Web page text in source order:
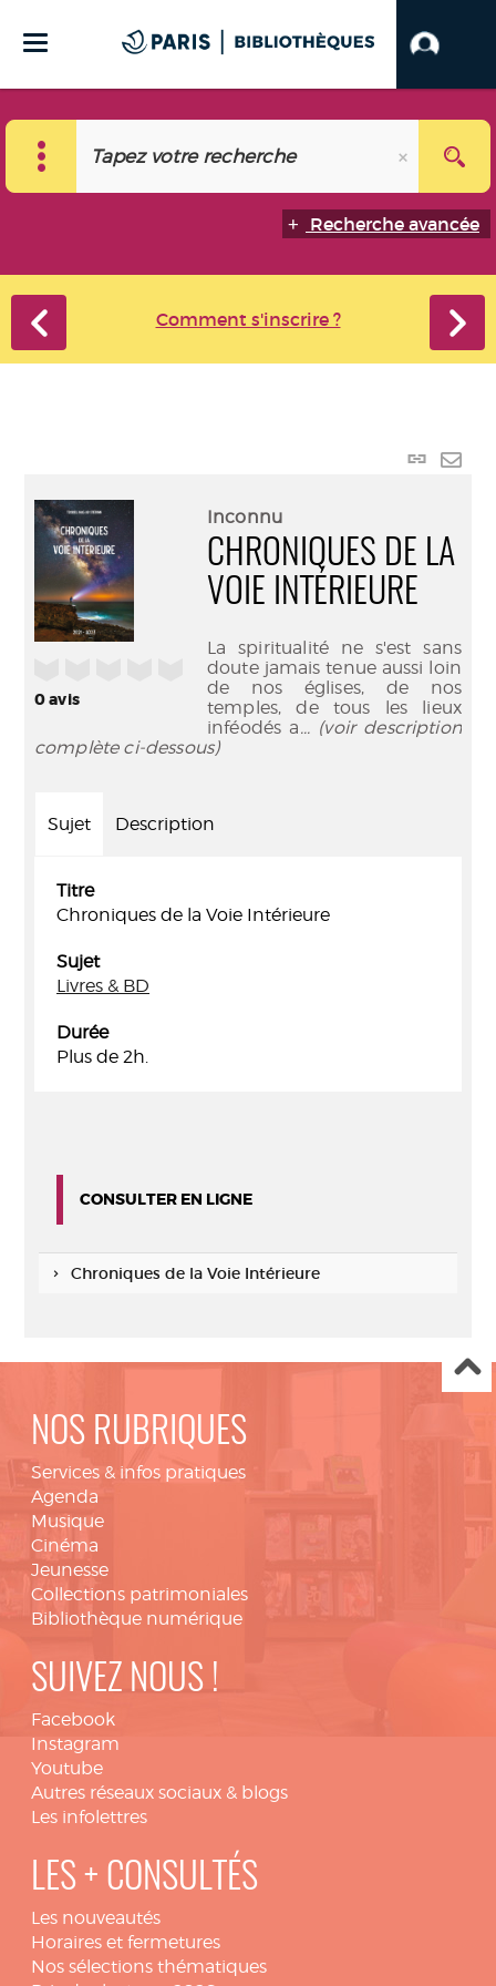
Recherche avancée
Comment s'inscrire ?
Lien
0avis
Inconnu
CHRONIQUES DE LA
VOIE INTÉRIEURE
La spiritualité ne s'est sans
doute jamais tenue aussi loin
de nos églises, de nos
temples, de tous les lieux
inféodés a... (voir description
complète ci-dessous)
Sujet Description
Titre
Chroniques de la Voie Intérieure
Sujet
Livres & BD
Durée
Plus de 2h.
CONSULTER EN LIGNE
Chroniques de la Voie Intérieure
NOS RUBRIQUES
Services & infos pratiques
Agenda
Musique
Cinéma
Jeunesse
Collections patrimoniales
Bibliothèque numérique
SUIVEZ NOUS !
Facebook
Instagram
Youtube
Autres réseaux sociaux & blogs
Les infolettres
LES + CONSULTÉS
Les nouveautés
Horaires et fermetures
Nos sélections thématiques